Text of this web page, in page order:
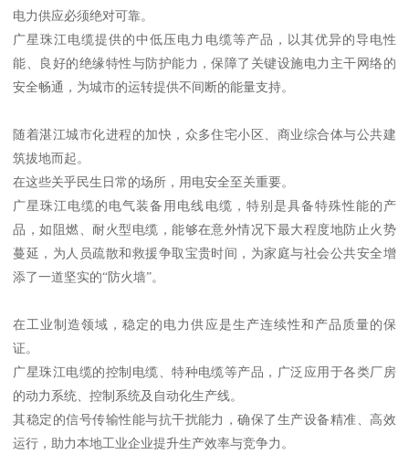
电力供应必须绝对可靠。
广星珠江电缆提供的中低压电力电缆等产品，以其优异的导电性
能、良好的绝缘特性与防护能力，保障了关键设施电力主干网络的
安全畅通，为城市的运转提供不间断的能量支持。
随着湛江城市化进程的加快，众多住宅小区、商业综合体与公共建
筑拔地而起。
在这些关乎民生日常的场所，用电安全至关重要。
广星珠江电缆的电气装备用电线电缆，特别是具备特殊性能的产
品，如阻燃、耐火型电缆，能够在意外情况下最大程度地防止火势
蔓延，为人员疏散和救援争取宝贵时间，为家庭与社会公共安全增
添了一道坚实的“防火墙”。
在工业制造领域，稳定的电力供应是生产连续性和产品质量的保
证。
广星珠江电缆的控制电缆、特种电缆等产品，广泛应用于各类厂房
的动力系统、控制系统及自动化生产线。
其稳定的信号传输性能与抗干扰能力，确保了生产设备精准、高效
运行，助力本地工业企业提升生产效率与竞争力。